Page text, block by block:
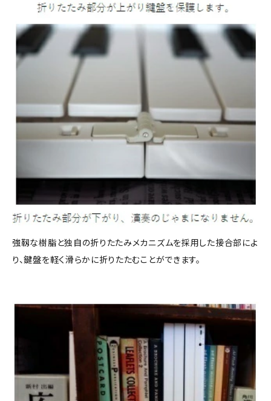
強靱な樹脂と独自の折りたたみメカニズムを採用した接合部によ
り、鍵盤を軽く滑らかに折りたたむことができます。